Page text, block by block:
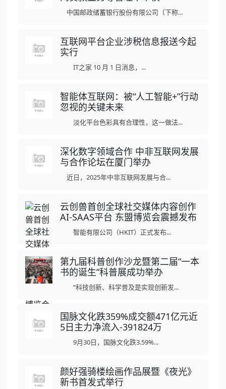
中国邮政储蓄银行股份有限公司（下称...
互联网平台企业涉税信息报送今起
实行
IT之家 10 月 1 日消息，...
智能体互联网：被“人工智能+”行动
忽视的关键未来
淡化平台色彩具有合理性，这一做法...
深化数字领域合作 中非互联网发展
与合作论坛在厦门举办
近日，2025年中非互联网发展与合...
云创兽首创全球社交媒体内容创作
AI-SAAS平台 东盟博览会震撼发布
智能有限公司（HKIT）正式发布...
第九届科普创作沙龙暨第二届“一本
书的诞生”科普展成功举办
“科技创新、科学普及是实现创新发...
国脉文化跌359%成交额471亿元近
5日主力净流入-391824万
9月30日，国脉文化跌3.59%...
颜好强骑楼绘画作品展暨《夜光》
新书首发式举行